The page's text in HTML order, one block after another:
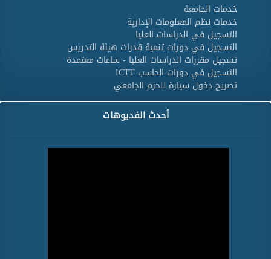
خدمات الجامعة
خدمات نظم المعلومات الإدارية
التسجيل في الدراسات العليا
التسجيل في دورات تنمية قدرات هيئة التدريس
تسجيل مقررات الدراسات العليا - ساعات معتمدة
التسجيل في دورات الحاسب ICTT
تصريح دخول سيارة للحرم الجامعي
أحدث الفديوهات